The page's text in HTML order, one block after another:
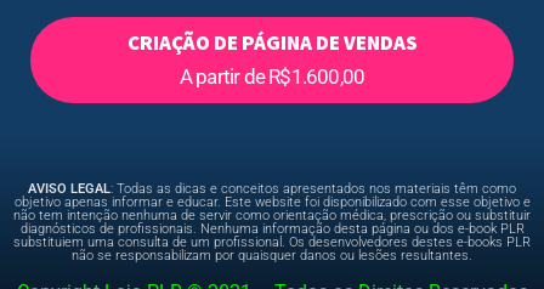
CRIAÇÃO DE PÁGINA DE VENDAS
A partir de R$1.600,00
AVISO LEGAL: Todas as dicas e conceitos apresentados nos materiais têm como
objetivo apenas informar e educar. Este website foi disponibilizado com esse objetivo e
não tem intenção nenhuma de servir como orientação médica, prescrição ou substituir
diagnósticos de profissionais. Nenhuma informação desta página ou dos e-book PLR
substituiem uma consulta de um profissional. Os desenvolvedores destes e-books PLR
não se responsabilizam por quaisquer danos ou lesões resultantes.